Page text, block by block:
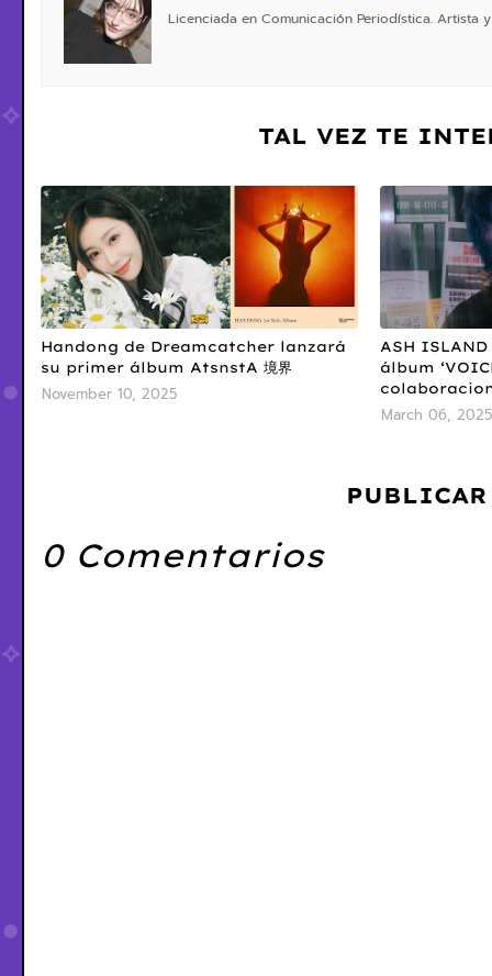
Licenciada en Comunicación Periodística.
TAL VEZ TE
Handong de Dreamcatcher lanzará
su primer álbum AtsnstA 境界
November 10, 2025
ASH
álbum
March 06, 2025
0 Comentarios